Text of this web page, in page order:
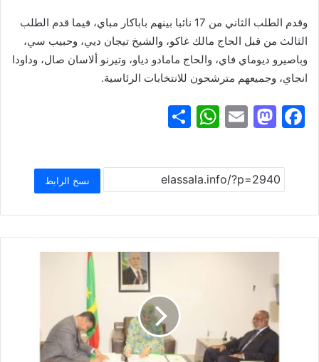
وقدم الطلب الثاني من 17 نائبا بينهم باباكار مباي، فيما قدم الطلب
الثالث من قبل الحاج مالك غاكو، والشيخ تيجان ديي، وحبيب سي،
وباصيرو ديوماي فاي، والحاج مامادو دياو، وتيرنو ألاسان صال، وداودا
انجاي، وجميعهم مترشحون للانتخابات الرئاسية.
F
c
e
b
o
o
k
M
st
o
d
o
n
E
ai
l
W
at
s
A
p
p
ar
e
نسخ الرابط